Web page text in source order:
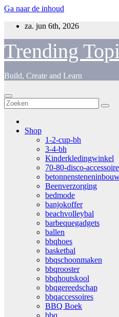
Ga naar de inhoud
za. jun 6th, 2026
Trending
Build, Create and Learn
Shop
1-2-cup-bh
3-4-bh
Kinderkledingwinkel
70-80-disco-
Beenverzorging
bedmode
banjokoffer
beachvolleybal
barbequegadgets
ballen
bbqhoes
basketbal
bbqschoonmaken
bbqrooster
bbqhoutskool
bbqgereedschap
bbqaccessoires
BBQ Boek
bbq